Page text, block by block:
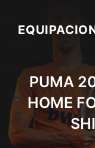
content
PUMA
HOME